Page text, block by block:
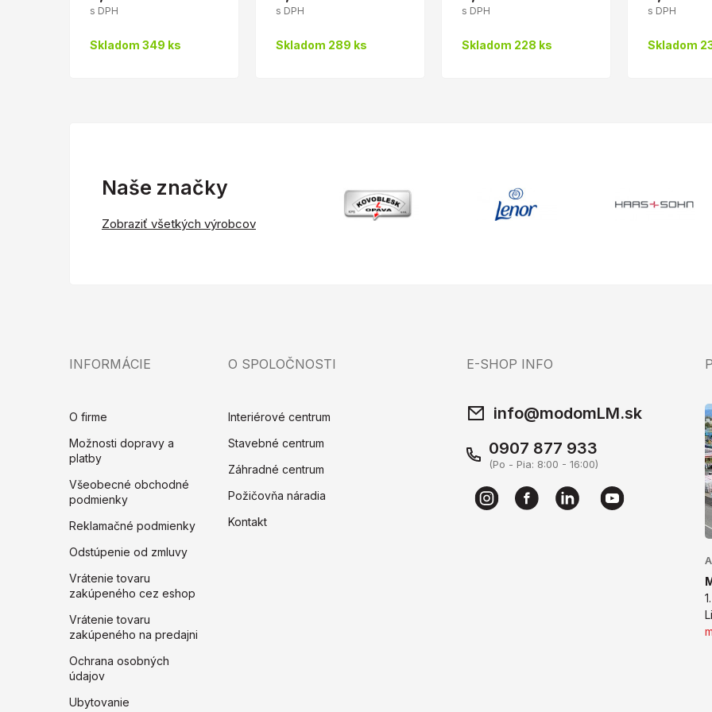
s DPH
Skladom 349 ks
s DPH
Skladom 289 ks
s DPH
Skladom 228 ks
s DPH
Skladom
Naše značky
Zobraziť všetkých výrobcov
INFORMÁCIE
O firme
Možnosti dopravy a
platby
Všeobecné obchodné
podmienky
Reklamačné podmienky
Odstúpenie od zmluvy
Vrátenie tovaru
zakúpeného cez eshop
Vrátenie tovaru
zakúpeného na predajni
Ochrana osobných
údajov
Ubytovanie
O SPOLOČNOSTI
Interiérové centrum
Stavebné centrum
Záhradné centrum
Požičovňa náradia
Kontakt
E-SHOP INFO
info@modomLM.sk
0907 877 933
(Po - Pia: 8:00 - 16:00)